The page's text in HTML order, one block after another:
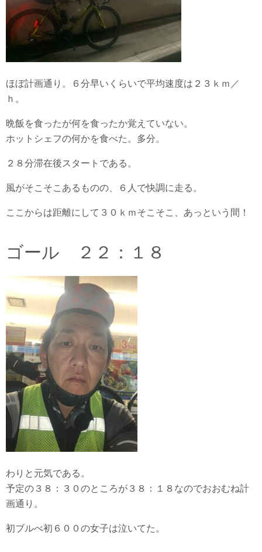
ほぼ計画通り。６分早いくらいで平均速度は２３ｋｍ／
ｈ。
晩飯を食ったが何を食ったか覚えていない。
ホットシェフの何かを食べた。多分。
２８分滞在後スタートである。
風がそこそこあるものの、６人で快調に走る。
ここからは距離にして３０ｋｍそこそこ、あっという間！
ゴール ２２：１８
わりと元気である。
予定の３８：３０のところが３８：１８なのでおおむね計
画通り。
初ブルべ初６００の女子は泣いてた。